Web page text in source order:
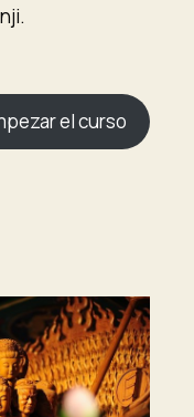
el curso